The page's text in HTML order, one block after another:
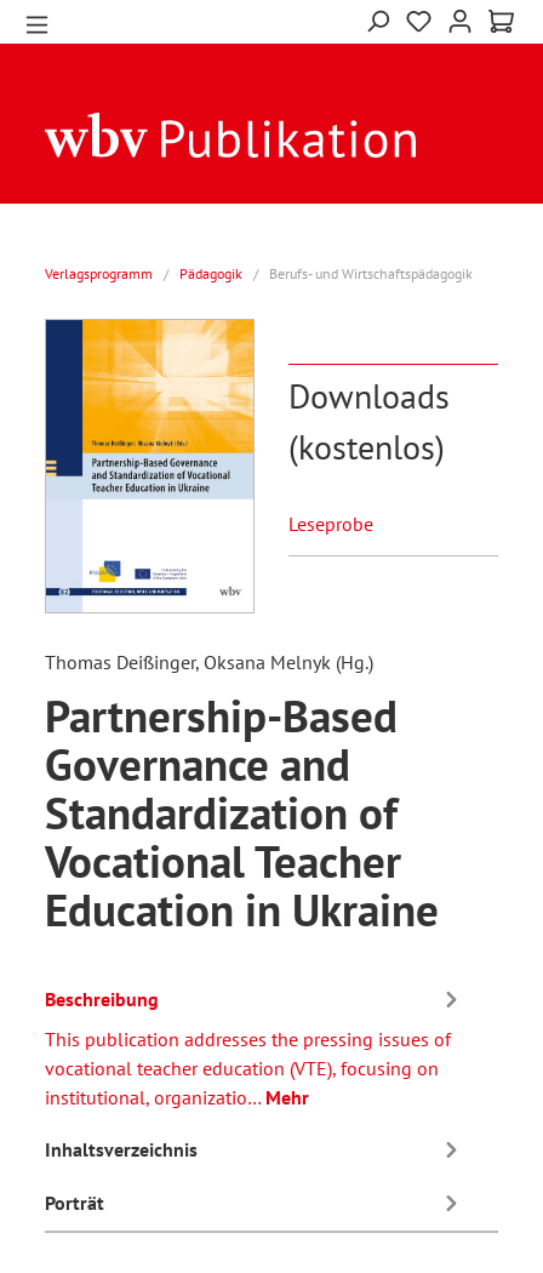
Verlagsprogramm / Pädagogik / Berufs- und Wirtschaftspädagogik
Downloads
(kostenlos)
Leseprobe
Thomas Deißinger, Oksana Melnyk (Hg.)
Partnership-Based
Governance and
Standardization of
Vocational Teacher
Education in Ukraine
Beschreibung
This publication addresses the pressing issues of
vocational teacher education (VTE), focusing on
institutional, organizatio… Mehr
Inhaltsverzeichnis
Porträt